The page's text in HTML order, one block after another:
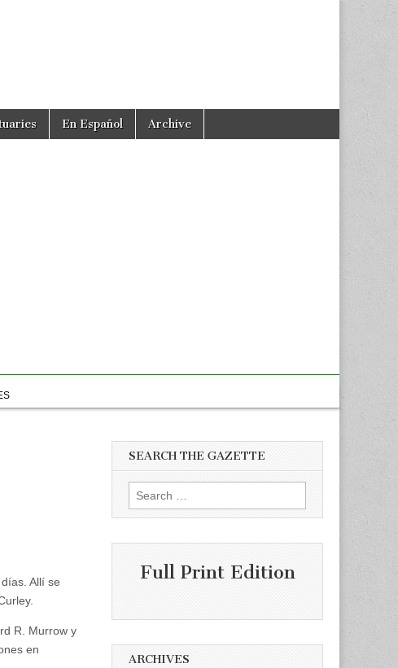
En Español Archive
Allí se
R. Murrow y
en
SEARCH THE GAZETTE
Search
for:
Full Print Edition
ARCHIVES